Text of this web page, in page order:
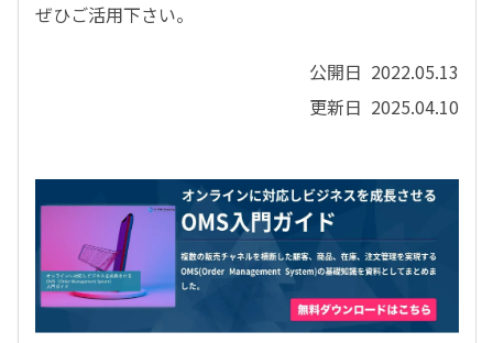
ぜひご活用下さい。
公開日 2022.05.13
更新日 2025.04.10